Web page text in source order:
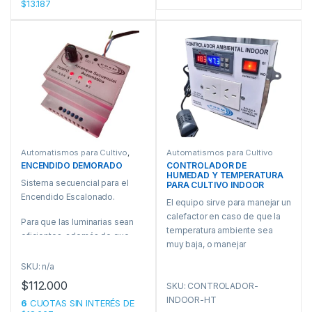
$13.187
Podés elegir separar los
riegos entre 1 a 10 horas y la
duración de cada riego de 0 a
1 minuto.
Por ejemplo, podés organizar
el riego 15 segundos 1 vez por
hora, o 30 segundos cada 5
necesites y que se ajusten a
las necesidades de tu cultivo y
esto se repetirá cíclicamente.
Automatismos para Cultivo,
Automatismos para
Instalaciones Eléctricas
ENCENDIDO DEMORADO
Sistema secuencial para el
Encendido Escalonado.
Para que las luminarias sean
eficientes, además de que
las que te ofrecemos en
importante que el sistema de
instalación esté pensado
SKU: n/a
$112.000
6 CUOTAS SIN INTERÉS DE
Automatismos para Cultivo
CONTROLADOR DE
HUMEDAD Y TEMPERATURA
PARA CULTIVO INDOOR
El equipo sirve para manejar un
calefactor en caso de que la
temperatura ambiente sea
muy baja, o manejar
También se lo puede
configurar para manejar un
SKU: CONTROLADOR-
INDOOR-HT